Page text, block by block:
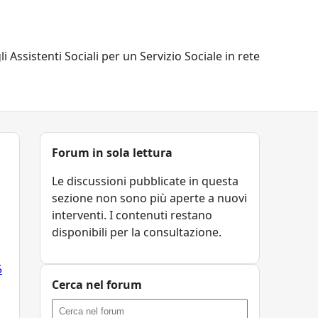
Assistenti Sociali per un Servizio Sociale in rete
Forum in sola lettura
Le discussioni pubblicate in questa
sezione non sono più aperte a nuovi
interventi. I contenuti restano
disponibili per la consultazione.
Cerca nel forum